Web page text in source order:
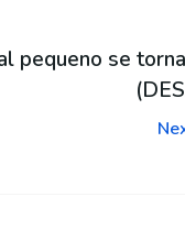
pequeno se